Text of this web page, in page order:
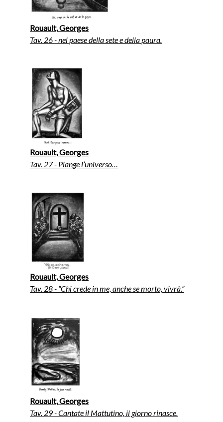
Rouault, Georges
Tav. 26 - nel paese della sete e della paura.
Rouault, Georges
Tav. 27 - Piange l’universo…
Rouault, Georges
Tav. 28 - “Chi crede in me, anche se morto, vivrà.”
Rouault, Georges
Tav. 29 - Cantate il Mattutino, il giorno rinasce.